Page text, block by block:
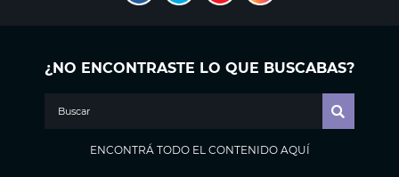
¿NO ENCONTRASTE LO QUE BUSCABAS?
ENCONTRÁ TODO EL CONTENIDO AQUÍ